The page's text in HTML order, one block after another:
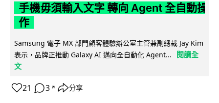
手機毋須輸入文字 轉向 Agent 全自動操
作
Samsung 電子 MX 部門顧客體驗辦公室主管兼副總裁 Jay Kim
表示，品牌正推動 Galaxy AI 邁向全自動化 Agent...
閱讀全
文
21 3 ↗ 分享